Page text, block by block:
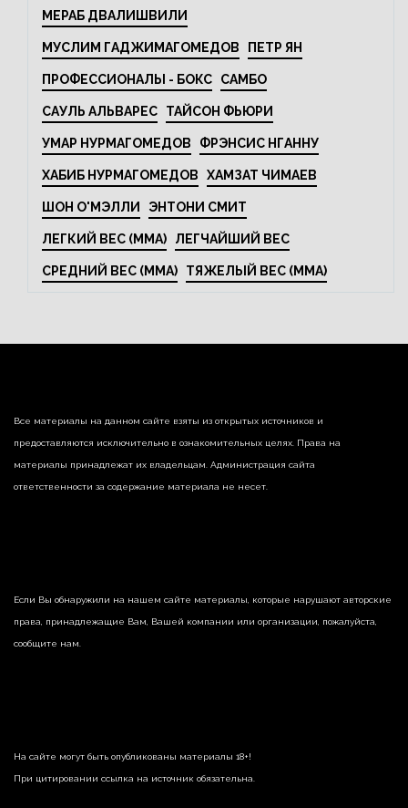
МЕРАБ ДВАЛИШВИЛИ
МУСЛИМ ГАДЖИМАГОМЕДОВ ПЕТР ЯН
ПРОФЕССИОНАЛЫ - БОКС САМБО
САУЛЬ АЛЬВАРЕС ТАЙСОН ФЬЮРИ
УМАР НУРМАГОМЕДОВ ФРЭНСИС НГАННУ
ХАБИБ НУРМАГОМЕДОВ ХАМЗАТ ЧИМАЕВ
ШОН О'МЭЛЛИ ЭНТОНИ СМИТ
ЛЕГКИЙ ВЕС (MMA) ЛЕГЧАЙШИЙ ВЕС
СРЕДНИЙ ВЕС (MMA) ТЯЖЕЛЫЙ ВЕС (MMA)
Все материалы на данном сайте взяты из открытых источников и
предоставляются исключительно в ознакомительных целях. Права на
материалы принадлежат их владельцам. Администрация сайта
ответственности за содержание материала не несет.
Если Вы обнаружили на нашем сайте материалы, которые нарушают авторские
права, принадлежащие Вам, Вашей компании или организации, пожалуйста,
сообщите нам.
На сайте могут быть опубликованы материалы 18+!
При цитировании ссылка на источник обязательна.